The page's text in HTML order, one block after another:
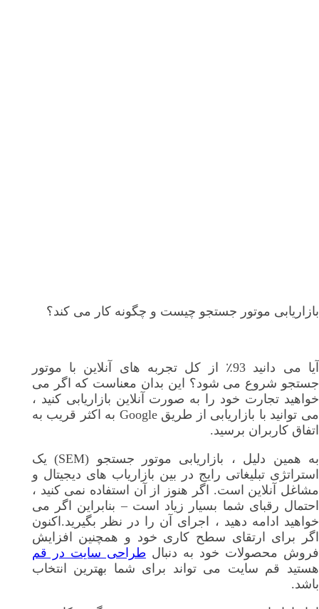
بازاریابی موتور جستجو چیست و چگونه کار می کند؟
آیا می دانید 93٪ از کل تجربه های آنلاین با موتور
جستجو شروع می شود؟ این بدان معناست که اگر می
خواهید تجارت خود را به صورت آنلاین بازاریابی کنید ،
می توانید با بازاریابی از طریق Google به اکثر قریب به
اتفاق کاربران برسید.
به همین دلیل ، بازاریابی موتور جستجو (SEM) یک
استراتژی تبلیغاتی رایج در بین بازاریاب های دیجیتال و
مشاغل آنلاین است. اگر هنوز از آن استفاده نمی کنید ،
احتمال رقبای شما بسیار زیاد است – بنابراین اگر می
خواهید ادامه دهید ، اجرای آن را در نظر بگیرید.اکنون
اگر برای ارتقای سطح کاری خود و همچنین افزایش
فروش محصولات خود به دنبال طراحی سایت در قم
هستید قم سایت می تواند برای شما بهترین انتخاب
باشد.